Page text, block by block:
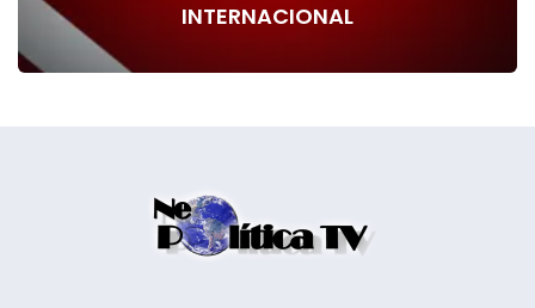
INTERNACIONAL